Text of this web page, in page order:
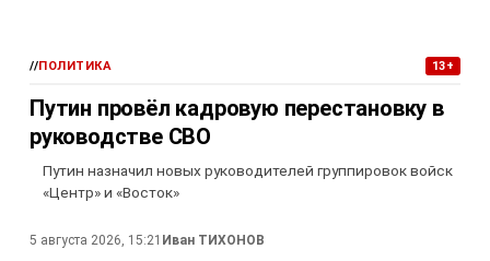
//ПОЛИТИКА 13+
Путин провёл кадровую перестановку в
руководстве СВО
Путин назначил новых руководителей группировок войск
«Центр» и «Восток»
5 августа 2026, 15:21 Иван ТИХОНОВ